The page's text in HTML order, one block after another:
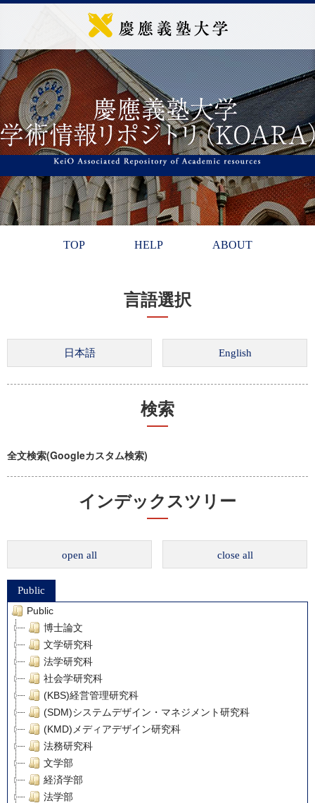
TOP HELP ABOUT
言語選択
検索
全文検索(Googleカスタム検索)
インデックスツリー
open all close all
Public
Public
博士論文
文学研究科
法学研究科
社会学研究科
(KBS)経営管理研究科
(SDM)システムデザイン・マネジメント研究科
(KMD)メディアデザイン研究科
法務研究科
文学部
経済学部
法学部